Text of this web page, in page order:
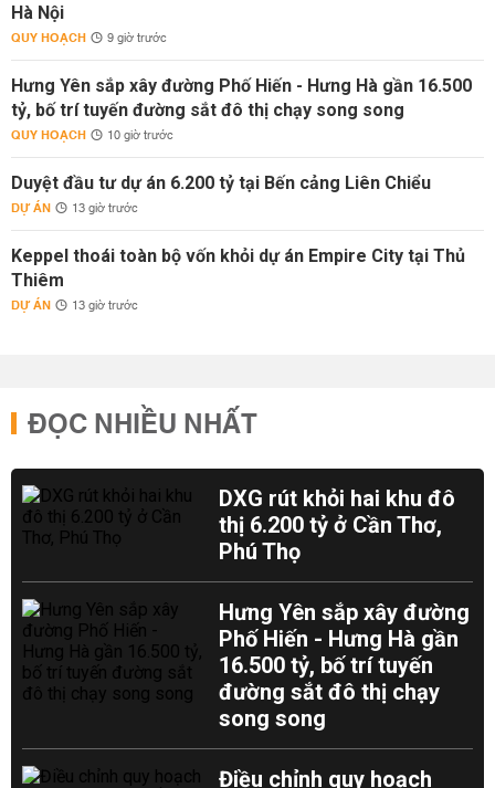
Hà Nội
QUY HOẠCH 9 giờ trước
Hưng Yên sắp xây đường Phố Hiến - Hưng Hà gần 16.500
tỷ, bố trí tuyến đường sắt đô thị chạy song song
QUY HOẠCH 10 giờ trước
Duyệt đầu tư dự án 6.200 tỷ tại Bến cảng Liên Chiểu
DỰ ÁN 13 giờ trước
Keppel thoái toàn bộ vốn khỏi dự án Empire City tại Thủ
Thiêm
DỰ ÁN 13 giờ trước
ĐỌC NHIỀU NHẤT
DXG rút khỏi hai khu đô
thị 6.200 tỷ ở Cần Thơ,
Phú Thọ
Hưng Yên sắp xây đường
Phố Hiến - Hưng Hà gần
16.500 tỷ, bố trí tuyến
đường sắt đô thị chạy
song song
Điều chỉnh quy hoạch